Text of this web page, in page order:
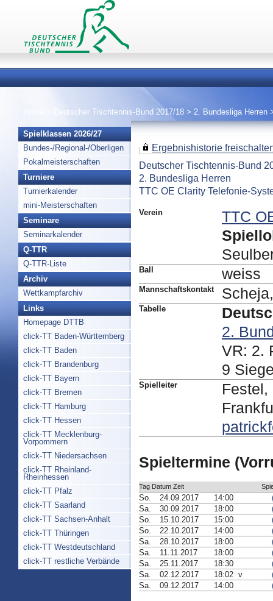
Deutscher Tischtennis-Bund 2017/18 > 2. Bundesliga Herren
Spielklassen 2026/27
Bundes-/Regional-/Oberligen
Pokalmeisterschaften
Turniere
Turnierkalender
mini-Meisterschaften
Seminare
Seminarkalender
Q-TTR
Q-TTR-Liste
Archiv
Wettkampfarchiv
Links
Homepage DTTB
click-TT Baden-Württemberg
click-TT Baden
click-TT Brandenburg
click-TT Bayern
click-TT Bremen
click-TT Hamburg
click-TT Hessen
click-TT Mecklenburg-
Vorpommern
click-TT Niedersachsen
click-TT Rheinland-
Rheinhessen
click-TT Pfalz
click-TT Saarland
click-TT Sachsen-Anhalt
click-TT Thüringen
click-TT Westdeutschland
click-TT restliche Verbände
Ergebnishistorie
Deutscher Tischtennis-Bund
2. Bundesliga Herren
TTC OE Clarity Telefonie-
Verein
TTC
Ball weiss
Mannschaftskontakt
Tabelle
2.
VR: 2.
9
Spielleiter
Festel,
Spieltermine
Tag Datum Zeit
So. 24.09.2017 14:00
Sa.
30.09.2017 18:00
So.
15.10.2017 15:00
So.
22.10.2017 14:00
Sa.
28.10.2017 18:00
Sa.
11.11.2017 18:00
Sa.
25.11.2017 18:30
Sa.
02.12.2017 18:02 v
Sa.
09.12.2017 14:00